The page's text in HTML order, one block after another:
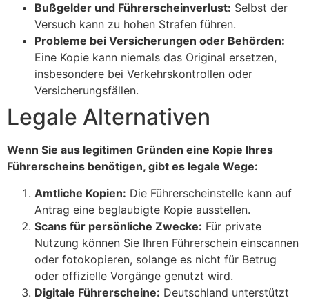
Bußgelder und Führerscheinverlust: Selbst der
Versuch kann zu hohen Strafen führen.
Probleme bei Versicherungen oder Behörden:
Eine Kopie kann niemals das Original ersetzen,
insbesondere bei Verkehrskontrollen oder
Versicherungsfällen.
Legale Alternativen
Wenn Sie aus legitimen Gründen eine Kopie Ihres
Führerscheins benötigen, gibt es legale Wege:
Amtliche Kopien: Die Führerscheinstelle kann auf
Antrag eine beglaubigte Kopie ausstellen.
Scans für persönliche Zwecke: Für private
Nutzung können Sie Ihren Führerschein einscannen
oder fotokopieren, solange es nicht für Betrug
oder offizielle Vorgänge genutzt wird.
Digitale Führerscheine: Deutschland unterstützt